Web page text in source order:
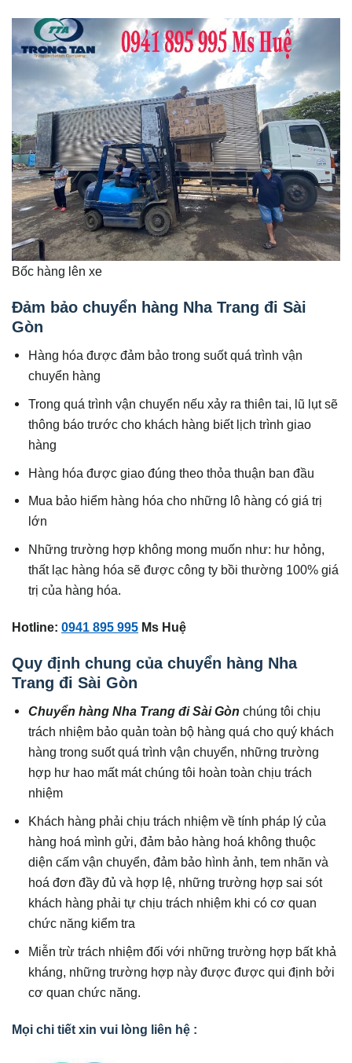
Bốc hàng lên xe
Đảm bảo chuyển hàng Nha Trang đi Sài
Gòn
Hàng hóa được đảm bảo trong suốt quá trình vận
chuyển hàng
Trong quá trình vận chuyển nếu xảy ra thiên tai, lũ lụt sẽ
thông báo trước cho khách hàng biết lịch trình giao
hàng
Hàng hóa được giao đúng theo thỏa thuận ban đầu
Mua bảo hiểm hàng hóa cho những lô hàng có giá trị
lớn
Những trường hợp không mong muốn như: hư hỏng,
thất lạc hàng hóa sẽ được công ty bồi thường 100% giá
trị của hàng hóa.
Hotline: 0941 895 995 Ms Huệ
Quy định chung của chuyển hàng Nha
Trang đi Sài Gòn
Chuyển hàng Nha Trang đi Sài Gòn chúng tôi chịu
trách nhiệm bảo quản toàn bộ hàng quá cho quý khách
hàng trong suốt quá trình vận chuyển, những trường
hợp hư hao mất mát chúng tôi hoàn toàn chịu trách
nhiệm
Khách hàng phải chịu trách nhiệm về tính pháp lý của
hàng hoá mình gửi, đảm bảo hàng hoá không thuộc
diện cấm vận chuyển, đảm bảo hình ảnh, tem nhãn và
hoá đơn đầy đủ và hợp lệ, những trường hợp sai sót
khách hàng phải tự chịu trách nhiệm khi có cơ quan
chức năng kiểm tra
Miễn trừ trách nhiệm đối với những trường hợp bất khả
kháng, những trường hợp này được được qui định bởi
cơ quan chức năng.
Mọi chi tiết xin vui lòng liên hệ :